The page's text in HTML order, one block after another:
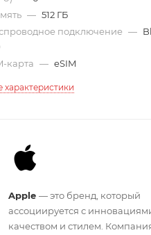
— 512 ГБ
подключение —
карта — eSIM
характеристики
Apple — это бренд, который
ассоциируется с
качеством и стилем.